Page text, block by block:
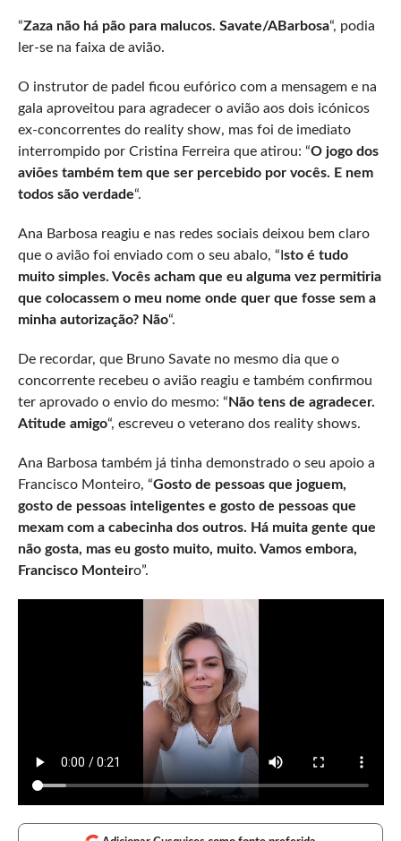
“Zaza não há pão para malucos. Savate/ABarbosa“, podia
ler-se na faixa de avião.
O instrutor de padel ficou eufórico com a mensagem e na
gala aproveitou para agradecer o avião aos dois icónicos
ex-concorrentes do reality show, mas foi de imediato
interrompido por Cristina Ferreira que atirou: “O jogo dos
aviões também tem que ser percebido por vocês. E nem
todos são verdade“.
Ana Barbosa reagiu e nas redes sociais deixou bem claro
que o avião foi enviado com o seu abalo, “I sto é tudo
muito simples. Vocês acham que eu alguma vez permitiria
que colocassem o meu nome onde quer que fosse sem a
minha autorização? Não“.
De recordar, que Bruno Savate no mesmo dia que o
concorrente recebeu o avião reagiu e também confirmou
ter aprovado o envio do mesmo: “ Não tens de agradecer.
Atitude amigo“, escreveu o veterano dos reality shows.
Ana Barbosa também já tinha demonstrado o seu apoio a
Francisco Monteiro, “Gosto de pessoas que joguem,
gosto de pessoas inteligentes e gosto de pessoas que
mexam com a cabecinha dos outros. Há muita gente que
não gosta, mas eu gosto muito, muito. Vamos embora,
Francisco Monteiro”.